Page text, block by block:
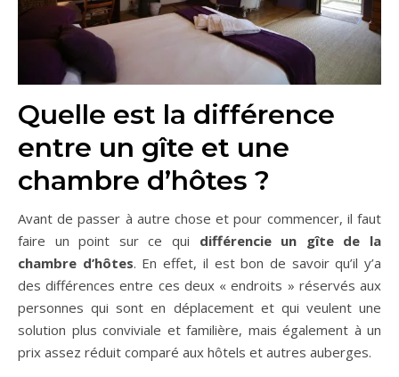
Quelle est la différence
entre un gîte et une
chambre d’hôtes ?
Avant de passer à autre chose et pour commencer, il faut
faire un point sur ce qui différencie un gîte de la
chambre d’hôtes. En effet, il est bon de savoir qu’il y’a
des différences entre ces deux « endroits » réservés aux
personnes qui sont en déplacement et qui veulent une
solution plus conviviale et familière, mais également à un
prix assez réduit comparé aux hôtels et autres auberges.